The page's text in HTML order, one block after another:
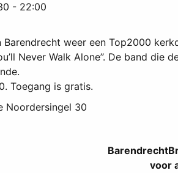
- 22:00
weer een Top2000
Never Walk Alone’’. De band
Toegang is gratis.
Noordersingel 30
voor